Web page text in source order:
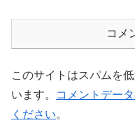
コメ
このサイトはスパムを
います。
コメントデー
ください。